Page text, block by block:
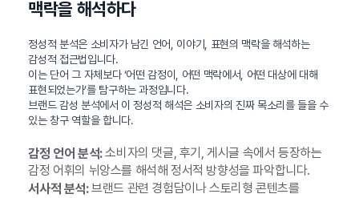
맥락을 해석하다
정성적 분석은 소비자가 남긴 언어, 이야기, 표현의 맥락을 해석하는
감성적 접근법입니다.
이는 단어 그 자체보다 ‘어떤 감정이, 어떤 맥락에서, 어떤 대상에 대해
표현되었는가’를 탐구하는 과정입니다.
브랜드 감성 분석에서 이 정성적 해석은 소비자의 진짜 목소리를 들을 수
있는 창구 역할을 합니다.
감정 언어 분석:소비자의 댓글, 후기, 게시글 속에서 등장하는
감정 어휘의 뉘앙스를 해석해 정서적 방향성을 파악합니다.
서사적 분석:브랜드 관련 경험담이나 스토리형 콘텐츠를